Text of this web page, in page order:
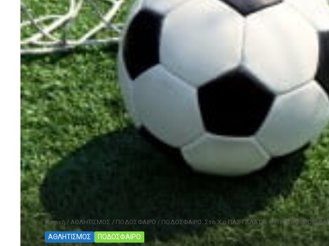
Αρχική / ΑΘΛΗΤΙΣΜΟΣ / ΠΟΔΟΣΦΑΙΡΟ / ΠΟΔΟΣΦΑΙΡΟ: Στο Χ ο ΠΑΣ ΓΑΛΑΤΣΙ – Ήττα η ΚΟΡΩΝΙΔΑ!
ΑΘΛΗΤΙΣΜΟΣ ΠΟΔΟΣΦΑΙΡΟ